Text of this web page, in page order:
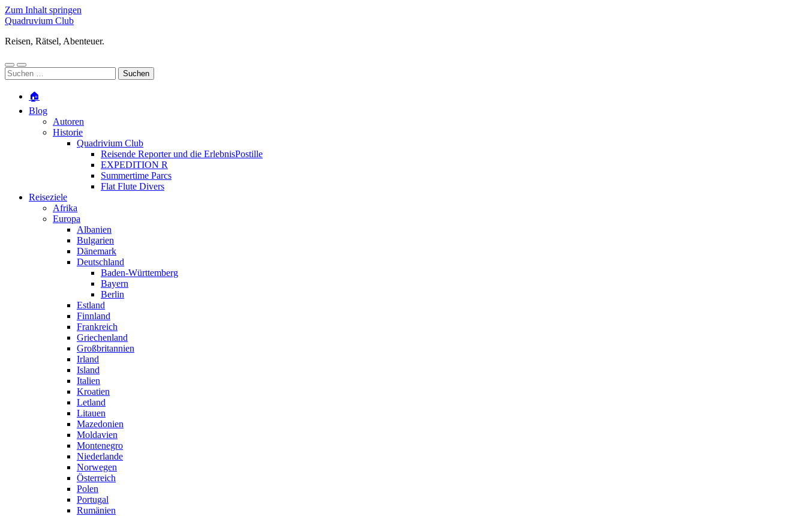
Zum Inhalt springen
Quadruvium Club
Reisen, Rätsel, Abenteuer.
Mobile-
Menü
Suchfeld
ein-/ausblenden
Suchen
nach:
🏠
Blog
Autoren
Historie
Quadrivium Club
Reisende Reporter und die ErlebnisPostille
EXPEDITION R
Summertime Parcs
Flat Flute Divers
Reiseziele
Afrika
Europa
Albanien
Bulgarien
Dänemark
Deutschland
Baden-Württemberg
Bayern
Berlin
Estland
Finnland
Frankreich
Griechenland
Großbritannien
Irland
Island
Italien
Kroatien
Letland
Litauen
Mazedonien
Moldavien
Montenegro
Niederlande
Norwegen
Österreich
Polen
Portugal
Rumänien